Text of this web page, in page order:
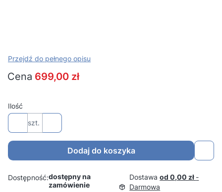
Przejdź do pełnego opisu
Cena 699,00 zł
Ilość
szt.
Dodaj do koszyka
Dostępność:dostępny na
zamówienie
Dostawaod 0,00 zł -
Darmowa